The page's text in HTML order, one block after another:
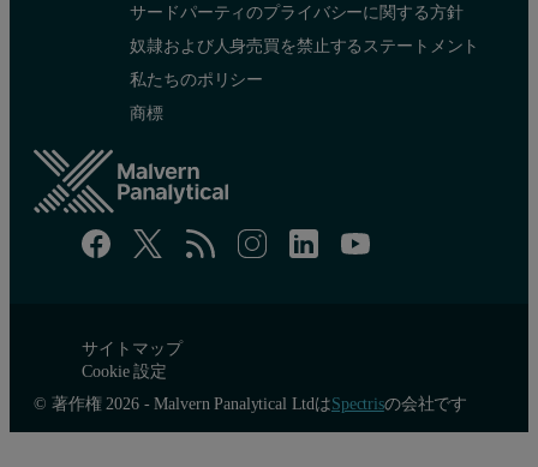
Figure 3 shows a typical report from a laser diffraction analysis
サードパーティのプライバシーに関する方針
奴隷および人身売買を禁止するステートメント
私たちのポリシー
商標
サイトマップ
Cookie 設定
© 著作権 2026 - Malvern Panalytical LtdはSpectrisの会社です